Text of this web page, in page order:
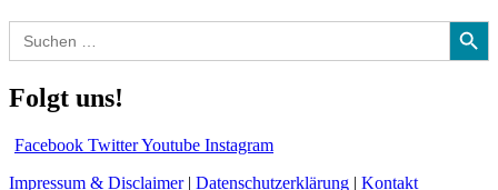
Search
for:
Search Button
Folgt uns!
Facebook TwitterYoutube Instagram
Impressum & Disclaimer| Datenschutzerklärung | Kontakt